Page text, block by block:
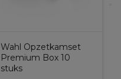
Wahl Opzetkamset
Premium Box 10
stuks